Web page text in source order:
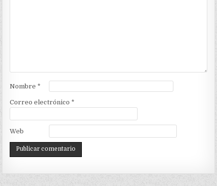
Nombre *
Correo electrónico *
Web